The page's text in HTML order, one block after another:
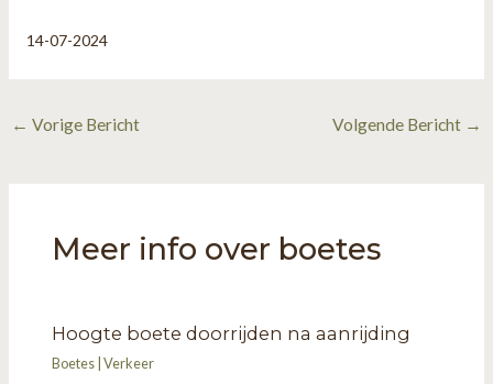
14-07-2024
Bericht
← Vorige Bericht Volgende Bericht →
Meer info over boetes
Hoogte boete doorrijden na aanrijding
Boetes |Verkeer